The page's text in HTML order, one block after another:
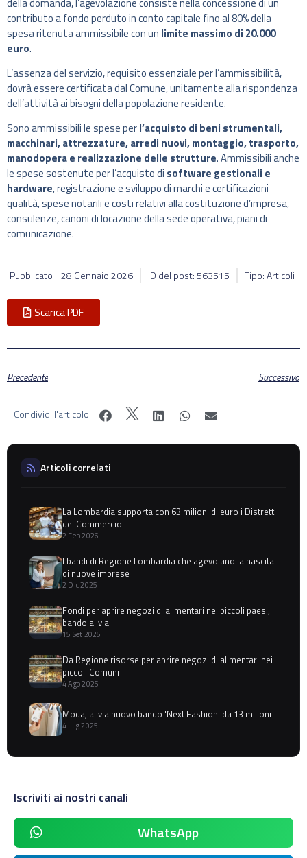
contributo a fondo perduto in conto capitale fino al 80% della
spesa ritenuta ammissibile con un limite massimo di 20.000
euro.
L’assenza del servizio, requisito essenziale per l’ammissibilità,
dovrà essere certificata dal Comune, unitamente alla rispondenza
dell’attività ai bisogni della popolazione residente.
Sono ammissibili le spese perl’acquisto di beni strumentali,
macchinari, attrezzature, arredi nuovi, montaggio, trasporto,
manodopera e realizzazione delle strutture. Ammissibili anche
le spese sostenute per l’acquisto di software gestionali e
hardware, registrazione e sviluppo di marchi e certificazioni
qualità, spese notarili e costi relativi alla costituzione d’impresa,
consulenze, canoni di locazione della sede operativa, piani di
comunicazione.
Pubblicato il28 Gennaio 2026 ID del post: 563515 Tipo: Articoli
Scarica PDF
Precedente Successivo
Condividi l'articolo:
Articoli correlati
La Lombardia supporta con 63 milioni di euro i Distretti
del Commercio
2 Feb 2026
I bandi di Regione Lombardia che agevolano la nascita
di nuove imprese
2 Dic 2025
Fondi per aprire negozi di alimentari nei piccoli paesi,
bando al via
15 Set 2025
Da Regione risorse per aprire negozi di alimentari nei
piccoli Comuni
4 Ago 2025
Moda, al via nuovo bando 'Next Fashion' da 13 milioni
4 Lug 2025
Iscriviti ai nostri canali
WhatsApp